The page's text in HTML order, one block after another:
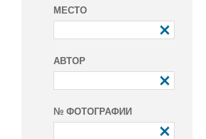
МЕСТО
АВТОР
№ ФОТОГРАФИИ